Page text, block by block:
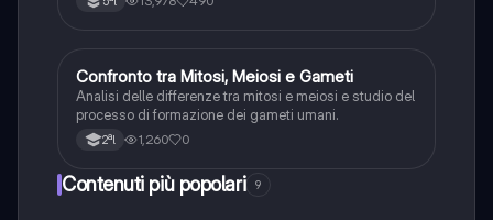
confrontando vari siti internet e libro ALPHATEST
CScienze
Confronto tra Mitosi, Meiosi e Gameti
Analisi delle differenze tra mitosi e meiosi e studio del
processo di formazione dei gameti umani.
2ªl 1,260 0
Contenuti più popolari 9